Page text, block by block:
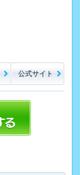
公式サイト